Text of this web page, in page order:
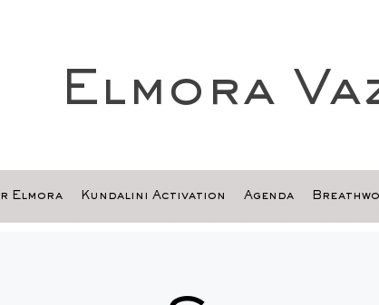
Elmora
Elmora Kundalini Activation Agenda